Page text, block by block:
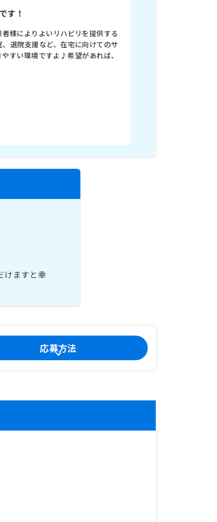
す！
様によりよいリハビリを提供する
退院支援など、在宅に向けてのサ
すい環境ですよ♪希望があれば、
けますと幸
応募方法